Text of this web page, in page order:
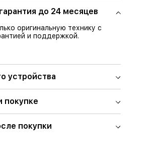
до 24 месяцев
оригинальную технику с
и поддержкой.
устройства
покупке
покупки